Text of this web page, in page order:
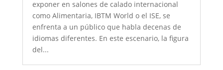
exponer en salones de calado internacional
como Alimentaria, IBTM World o el ISE, se
enfrenta a un público que habla decenas de
idiomas diferentes. En este escenario, la figura
del...